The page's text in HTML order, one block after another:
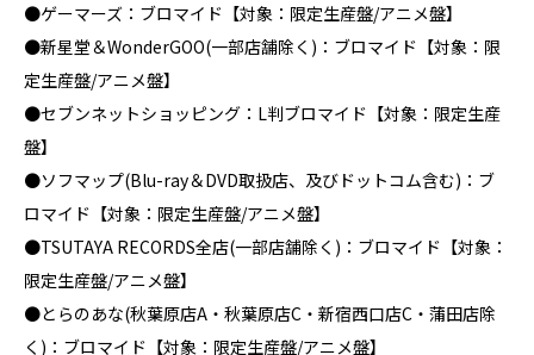
●ゲーマーズ：ブロマイド【対象：限定生産盤/アニメ盤】
●新星堂＆WonderGOO(一部店舗除く)：ブロマイド【対象：限
定生産盤/アニメ盤】
●セブンネットショッピング：L判ブロマイド【対象：限定生産
盤】
●ソフマップ(Blu-ray＆DVD取扱店、及びドットコム含む)：ブ
ロマイド【対象：限定生産盤/アニメ盤】
●TSUTAYA RECORDS全店(一部店舗除く)：ブロマイド【対象：
限定生産盤/アニメ盤】
●とらのあな(秋葉原店A・秋葉原店C・新宿西口店C・蒲田店除
く)：ブロマイド【対象：限定生産盤/アニメ盤】